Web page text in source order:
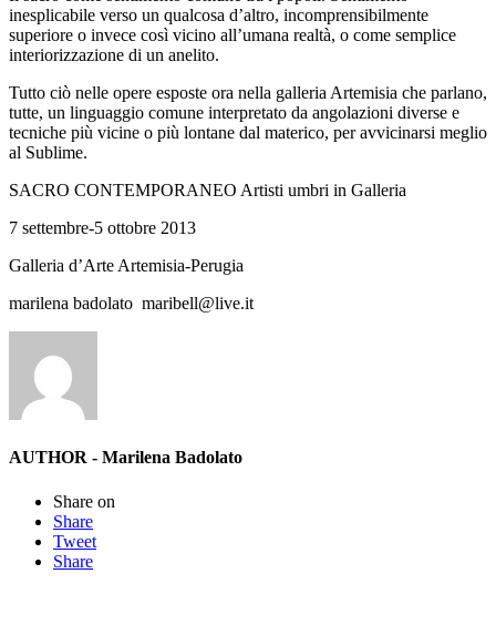
inesplicabile verso un qualcosa d’altro, incomprensibilmente
superiore o invece così vicino all’umana realtà, o come semplice
interiorizzazione di un anelito.
Tutto ciò nelle opere esposte ora nella galleria Artemisia che parlano,
tutte, un linguaggio comune interpretato da angolazioni diverse e
tecniche più vicine o più lontane dal materico, per avvicinarsi meglio
al Sublime.
SACRO CONTEMPORANEO Artisti umbri in Galleria
7 settembre-5 ottobre 2013
Galleria d’Arte Artemisia-Perugia
marilena badolato maribell@live.it
AUTHOR - Marilena Badolato
Share on
Share
Tweet
Share